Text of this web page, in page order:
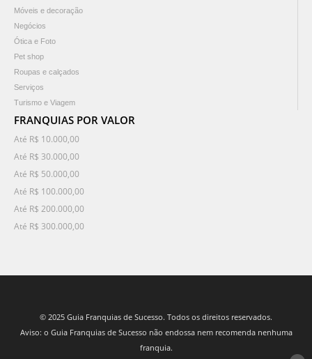
Móveis e decoração
Negócios
Ótica e Foto
Pet shop
Roupas e calçados
Serviços
Turismo e Viagem
FRANQUIAS POR VALOR
Até R$ 10.000,00
Até R$ 30.000,00
Até R$ 50.000,00
Até R$ 100.000,00
Até R$ 200.000,00
Até R$ 300.000,00
© 2025 Guia Franquias de Sucesso. Todos os direitos reservados.
Aviso: o Guia Franquias de Sucesso não endossa nem recomenda nenhuma
franquia.